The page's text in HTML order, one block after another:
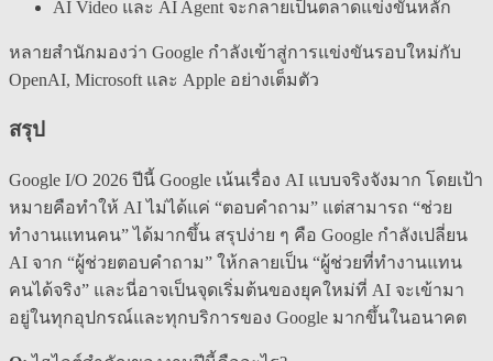
AI Video และ AI Agent จะกลายเป็นตลาดแข่งขันหลัก
หลายสำนักมองว่า Google กำลังเข้าสู่การแข่งขันรอบใหม่กับ
OpenAI, Microsoft และ Apple อย่างเต็มตัว
สรุป
Google I/O 2026 ปีนี้ Google เน้นเรื่อง AI แบบจริงจังมาก โดยเป้า
หมายคือทำให้ AI ไม่ได้แค่ “ตอบคำถาม” แต่สามารถ “ช่วย
ทำงานแทนคน” ได้มากขึ้น สรุปง่าย ๆ คือ Google กำลังเปลี่ยน
AI จาก “ผู้ช่วยตอบคำถาม” ให้กลายเป็น “ผู้ช่วยที่ทำงานแทน
คนได้จริง” และนี่อาจเป็นจุดเริ่มต้นของยุคใหม่ที่ AI จะเข้ามา
อยู่ในทุกอุปกรณ์และทุกบริการของ Google มากขึ้นในอนาคต